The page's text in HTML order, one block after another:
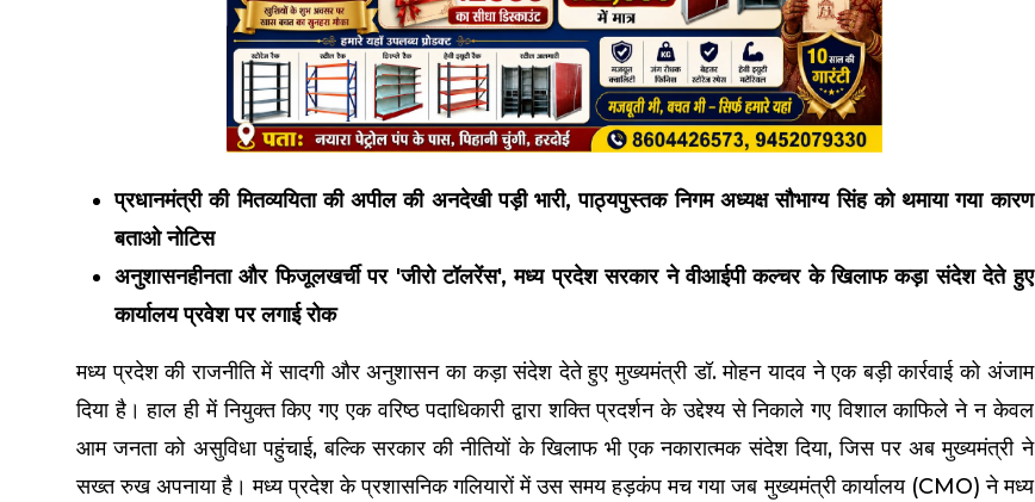
प्रधानमंत्री की मितव्ययिता की अपील की अनदेखी पड़ी भारी, पाठ्यपुस्तक निगम अध्यक्ष सौभाग्य सिंह को थमाया गया कारण
बताओ नोटिस
अनुशासनहीनता और फिजूलखर्ची पर 'जीरो टॉलरेंस', मध्य प्रदेश सरकार ने वीआईपी कल्चर के खिलाफ कड़ा संदेश देते हुए
कार्यालय प्रवेश पर लगाई रोक
मध्य प्रदेश की राजनीति में सादगी और अनुशासन का कड़ा संदेश देते हुए मुख्यमंत्री डॉ. मोहन यादव ने एक बड़ी कार्रवाई को अंजाम
दिया है। हाल ही में नियुक्त किए गए एक वरिष्ठ पदाधिकारी द्वारा शक्ति प्रदर्शन के उद्देश्य से निकाले गए विशाल काफिले ने न केवल
आम जनता को असुविधा पहुंचाई, बल्कि सरकार की नीतियों के खिलाफ भी एक नकारात्मक संदेश दिया, जिस पर अब मुख्यमंत्री ने
सख्त रुख अपनाया है। मध्य प्रदेश के प्रशासनिक गलियारों में उस समय हड़कंप मच गया जब मुख्यमंत्री कार्यालय (CMO) ने मध्य